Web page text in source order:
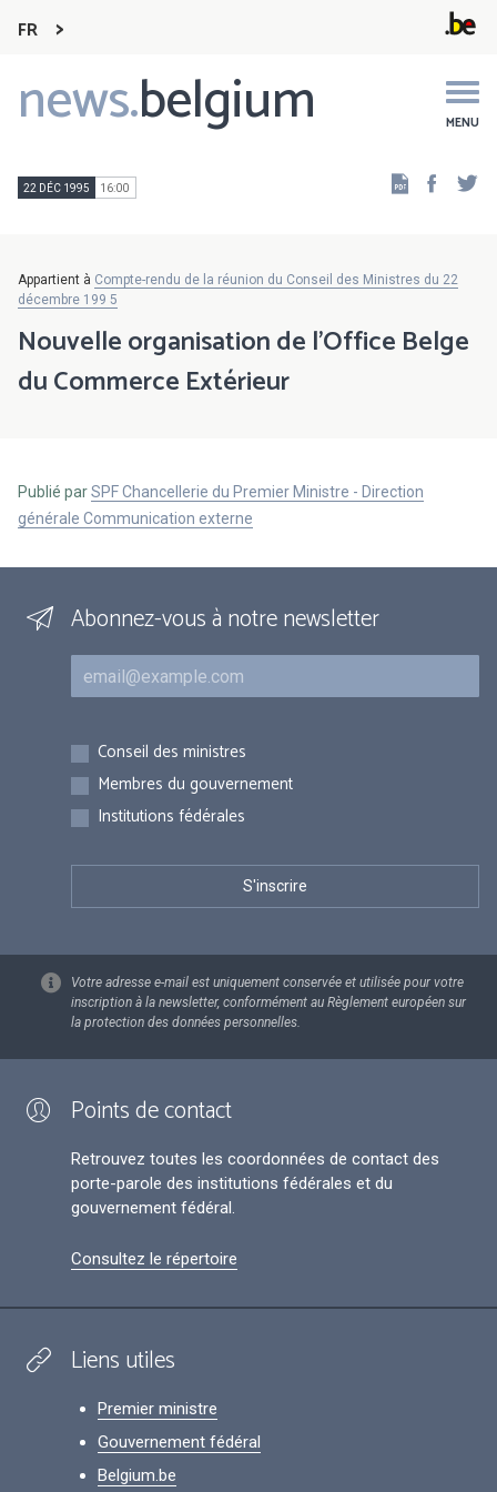
FR
news.belgium MENU
Main
navigation
22 DÉC 1995 16:00
Appartient à Compte-rendu de la réunion du Conseil des Ministres du 22
décembre 199 5
Nouvelle organisation de l'Office Belge
du Commerce Extérieur
Publié parSPF Chancellerie du Premier Ministre - Direction
générale Communication externe
Abonnez-vous à notre newsletter
Courriel
Inscriptions
Conseil des ministres
Membres du gouvernement
Institutions fédérales
Votre adresse e-mail est uniquement conservée et utilisée pour votre
inscription à la newsletter, conformément au Règlement européen sur
la protection des données personnelles.
Points de contact
Retrouvez toutes les coordonnées de contact des
porte-parole des institutions fédérales et du
gouvernement fédéral.
Consultez le répertoire
Liens utiles
Premier ministre
Gouvernement fédéral
Belgium.be